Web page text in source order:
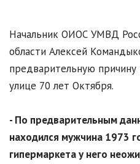
Начальник ОИОС УМВД
области Алексей
предварительную причину
улице 70 лет Октября.
- По предварительным
находился мужчина 1973
гипермаркета у него